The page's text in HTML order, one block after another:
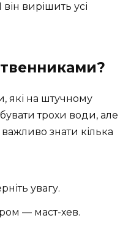
вирішить усі
які на штучному
трохи води, але
важливо знати кілька
увагу.
— маст-хев.